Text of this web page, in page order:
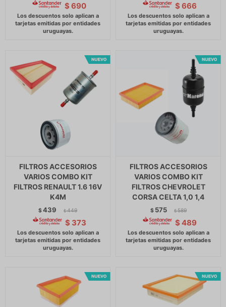
$ 690 $ 666
FILTROS ACCESORIOS
VARIOS COMBO KIT
FILTROS RENAULT 1.6 16V
K4M
$439 $ 449
$ 373
FILTROS ACCESORIOS
VARIOS COMBO KIT
FILTROS CHEVROLET
CORSA CELTA 1,0 1,4
$ 575 $ 589
$ 489